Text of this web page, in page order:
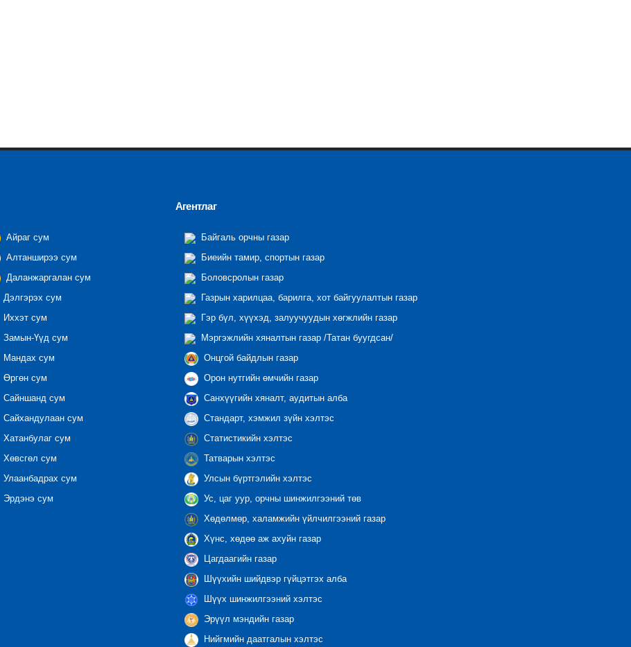
Айраг сум
Алтанширээ сум
Даланжаргалан сум
Дэлгэрэх сум
Иххэт сум
Замын-Үүд сум
Мандах сум
Өргөн сум
Сайншанд сум
Сайхандулаан сум
Хатанбулаг сум
Хөвсгөл сум
Улаанбадрах сум
Эрдэнэ сум
Агентлаг
Байгаль орчны газар
Биеийн тамир, спортын газар
Боловсролын газар
Газрын харилцаа, барилга, хот байгуулалтын газар
Гэр бүл, хүүхэд, залуучуудын хөгжлийн газар
Мэргэжлийн хяналтын газар /Татан буугдсан/
Онцгой байдлын газар
Орон нутгийн өмчийн газар
Санхүүгийн хяналт, аудитын алба
Стандарт, хэмжил зүйн хэлтэс
Статистикийн хэлтэс
Татварын хэлтэс
Улсын бүртгэлийн хэлтэс
Ус, цаг уур, орчны шинжилгээний төв
Хөдөлмөр, халамжийн үйлчилгээний газар
Хүнс, хөдөө аж ахуйн газар
Цагдаагийн газар
Шүүхийн шийдвэр гүйцэтгэх алба
Шүүх шинжилгээний хэлтэс
Эрүүл мэндийн газар
Нийгмийн даатгалын хэлтэс